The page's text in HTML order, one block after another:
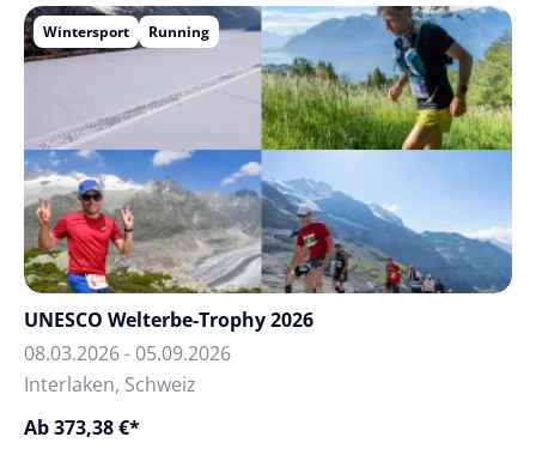
Wintersport Running
UNESCO Welterbe-Trophy 2026
08.03.2026 - 05.09.2026
Interlaken, Schweiz
Ab 373,38 €*